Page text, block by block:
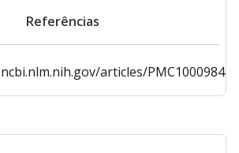
Referências
articles/PMC10009841/